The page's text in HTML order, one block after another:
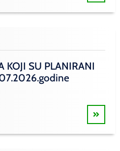
KOJI SU PLANIRANI